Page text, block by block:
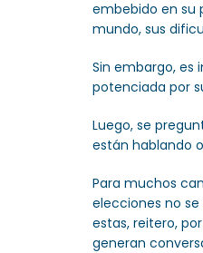
embebido en su
mundo, sus
Sin embargo,
potenciada por
Luego, se
están hablando
Para muchos
elecciones no
estas, reitero,
generan